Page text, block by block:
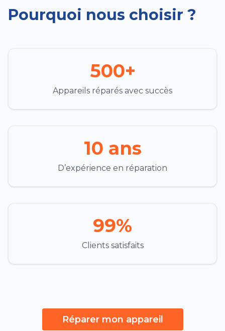
Pourquoi nous choisir ?
500+
Appareils réparés avec succès
10 ans
D’expérience en réparation
99%
Clients satisfaits
Réparer mon appareil